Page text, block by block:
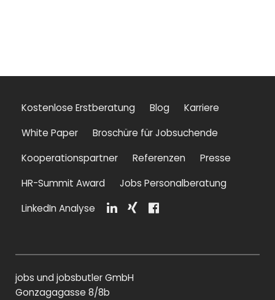
Kostenlose Erstberatung Blog
Karriere
White Paper
Broschüre für Jobsuchende
Kooperationspartner
Referenzen
Presse
HR-Summit Award
Jobs Personalberatung
LinkedIn Analyse
e
n
e
jobs und jobsbutler GmbH
Gonzagagasse 8/8b